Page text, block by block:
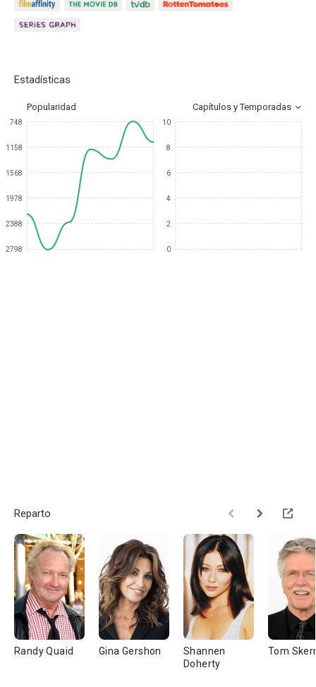
Estadísticas
Popularidad Capítulos y Temporadas
748
1158
1568
1978
2388
2798
10
8
6
4
2
0
Reparto
Randy Quaid Gina Gershon
Shannen
Doherty
Tom